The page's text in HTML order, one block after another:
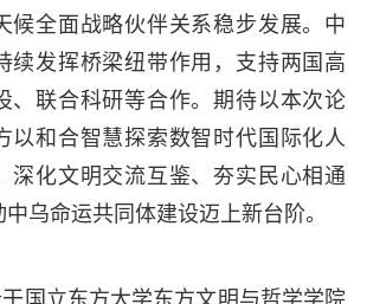
候全面战略伙伴关系稳步发展。中
续发挥桥梁纽带作用，支持两国高
、联合科研等合作。期待以本次论
以和合智慧探索数智时代国际化人
深化文明交流互鉴、夯实民心相通
乌命运共同体建设迈上新台阶。
国立东方大学东方文明与哲学学院